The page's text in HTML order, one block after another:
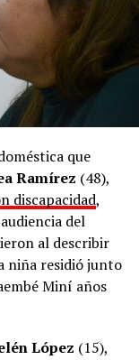
que
Ramírez (48),
discapacidad,
del
al describir
niña residió junto
Miní años
López (15),